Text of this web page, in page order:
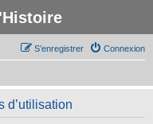
Connexion
S’enregistrer
d’utilisation